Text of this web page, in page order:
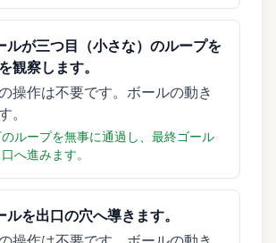
ルが三つ目（小さな）のループを
観察します。
操作は不要です。ボールの動き
。
ループを無事に通過し、最終ゴール
へ進みます。
ルを出口の穴へ導きます。